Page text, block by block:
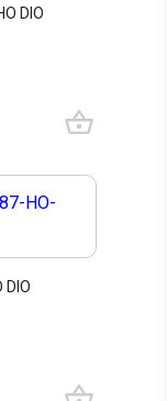
DIO
DIO